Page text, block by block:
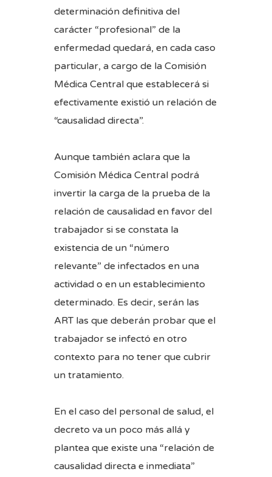
determinación definitiva del
carácter “profesional” de la
enfermedad quedará, en cada caso
particular, a cargo de la Comisión
Médica Central que establecerá si
efectivamente existió un relación de
“causalidad directa”.
Aunque también aclara que la
Comisión Médica Central podrá
invertir la carga de la prueba de la
relación de causalidad en favor del
trabajador si se constata la
existencia de un “número
relevante” de infectados en una
actividad o en un establecimiento
determinado. Es decir, serán las
ART las que deberán probar que el
trabajador se infectó en otro
contexto para no tener que cubrir
un tratamiento.
En el caso del personal de salud, el
decreto va un poco más allá y
plantea que existe una “relación de
causalidad directa e inmediata”